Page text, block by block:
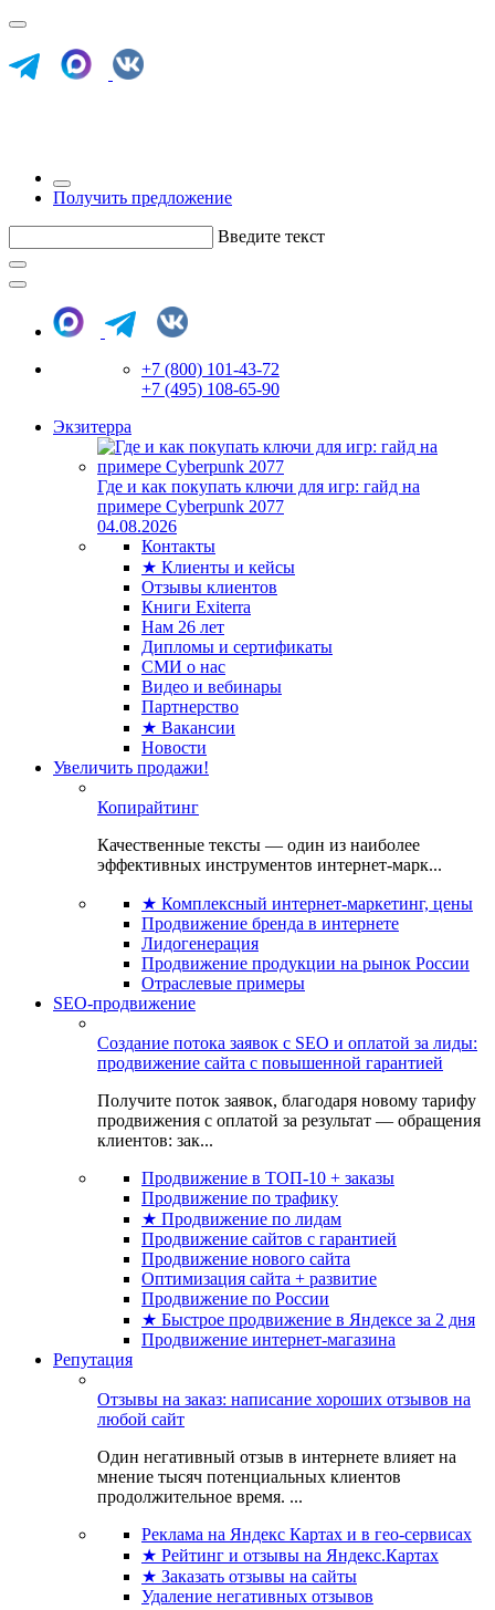
Получить предложение
Введите текст
+7 (800) 101-43-72
+7 (495) 108-65-90
Экзитерра
Где и как покупать ключи для игр: гайд на
примере Cyberpunk 2077
04.08.2026
Контакты
★ Клиенты и кейсы
Отзывы клиентов
Книги Exiterra
Нам 26 лет
Дипломы и сертификаты
СМИ о нас
Видео и вебинары
Партнерство
★ Вакансии
Новости
Увеличить продажи!
Копирайтинг
Качественные тексты — один из наиболее
эффективных инструментов интернет-марк...
★ Комплексный интернет-маркетинг, цены
Продвижение бренда в интернете
Лидогенерация
Продвижение продукции на рынок России
Отраслевые примеры
SEO-продвижение
Создание потока заявок с SEO и оплатой за лиды:
продвижение сайта с повышенной гарантией
Получите поток заявок, благодаря новому тарифу
продвижения с оплатой за результат — обращения
клиентов: зак...
Продвижение в ТОП-10 + заказы
Продвижение по трафику
★ Продвижение по лидам
Продвижение сайтов с гарантией
Продвижение нового сайта
Оптимизация сайта + развитие
Продвижение по России
★ Быстрое продвижение в Яндексе за 2 дня
Продвижение интернет-магазина
Репутация
Отзывы на заказ: написание хороших отзывов на
любой сайт
Один негативный отзыв в интернете влияет на
мнение тысяч потенциальных клиентов
продолжительное время. ...
Реклама на Яндекс Картах и в гео-сервисах
★ Рейтинг и отзывы на Яндекс.Картах
★ Заказать отзывы на сайты
Удаление негативных отзывов